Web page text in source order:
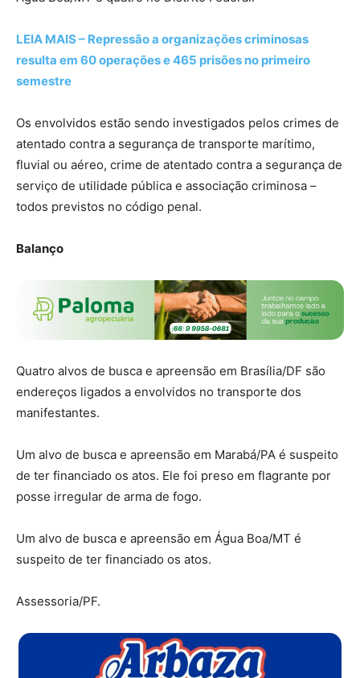
LEIA MAIS – Repressão a organizações criminosas
resulta em 60 operações e 465 prisões no primeiro
semestre
Os envolvidos estão sendo investigados pelos crimes de
atentado contra a segurança de transporte marítimo,
fluvial ou aéreo, crime de atentado contra a segurança de
serviço de utilidade pública e associação criminosa –
todos previstos no código penal.
Balanço
Quatro alvos de busca e apreensão em Brasília/DF são
endereços ligados a envolvidos no transporte dos
manifestantes.
Um alvo de busca e apreensão em Marabá/PA é suspeito
de ter financiado os atos. Ele foi preso em flagrante por
posse irregular de arma de fogo.
Um alvo de busca e apreensão em Água Boa/MT é
suspeito de ter financiado os atos.
Assessoria/PF.